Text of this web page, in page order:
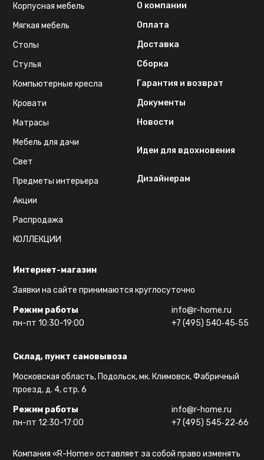
Интернет-магазин
Заявки на сайте принимаются круглосуточно
Режим работы
пн-пт 10:30-19:00
info@r-home.ru
+7 (495) 540‑45‑55
Склад, пункт самовывоза
Московская область, Подольск, мк. Климовск, Фабричный
проезд, д. 4, стр. 6
Режим работы
пн-пт 12:30-17:00
info@r-home.ru
+7 (495) 545‑22‑66
Корпусная мебель
Мягкая мебель
Столы
Стулья
Компьютерные кресла
Кровати
Матрасы
Мебель для дачи
Свет
Предметы интерьера
Акции
Распродажа
КОЛЛЕКЦИИ
О компании
Оплата
Доставка
Сборка
Гарантия и возврат
Документы
Новости
Идеи для вдохновения
Дизайнерам
Компания «R-Home» оставляет за собой право изменять